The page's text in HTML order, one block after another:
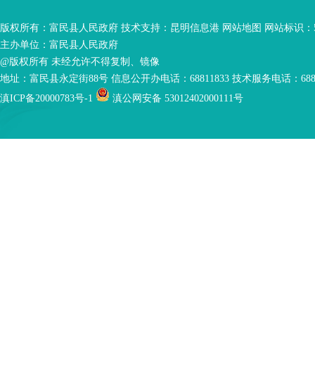
版权所有：富民县人民政府 技术支持： 昆明信息港 网站地图 网站标识：
主办单位：富民县人民政府
@版权所有 未经允许不得复制、镜像
地址：富民县永定街88号 信息公开办电话：68811833 技术服务电话：
滇ICP备20000783号-1
滇公网安备 53012402000111号